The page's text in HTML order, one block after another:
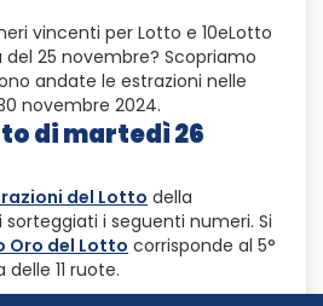
vincenti per Lotto e 10eLotto
25 novembre? Scopriamo
andate le estrazioni nelle
novembre 2024.
di martedì 26
del Lotto della
i seguenti numeri. Si
Oro del Lotto corrisponde al 5°
11 ruote.